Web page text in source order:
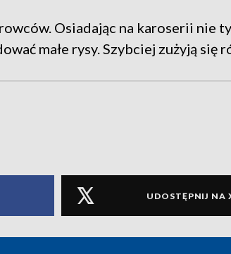
Osiadając na karoserii nie
małe rysy. Szybciej zużyją się
UDOSTĘPNIJ NA